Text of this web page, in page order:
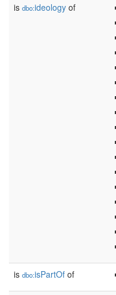
is dbo:ideology of
is dbo:isPartOf of